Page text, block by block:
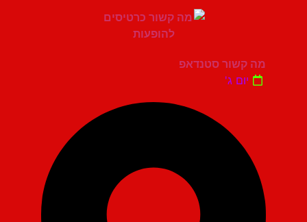
מה קשור סטנדאפ
יום ג'